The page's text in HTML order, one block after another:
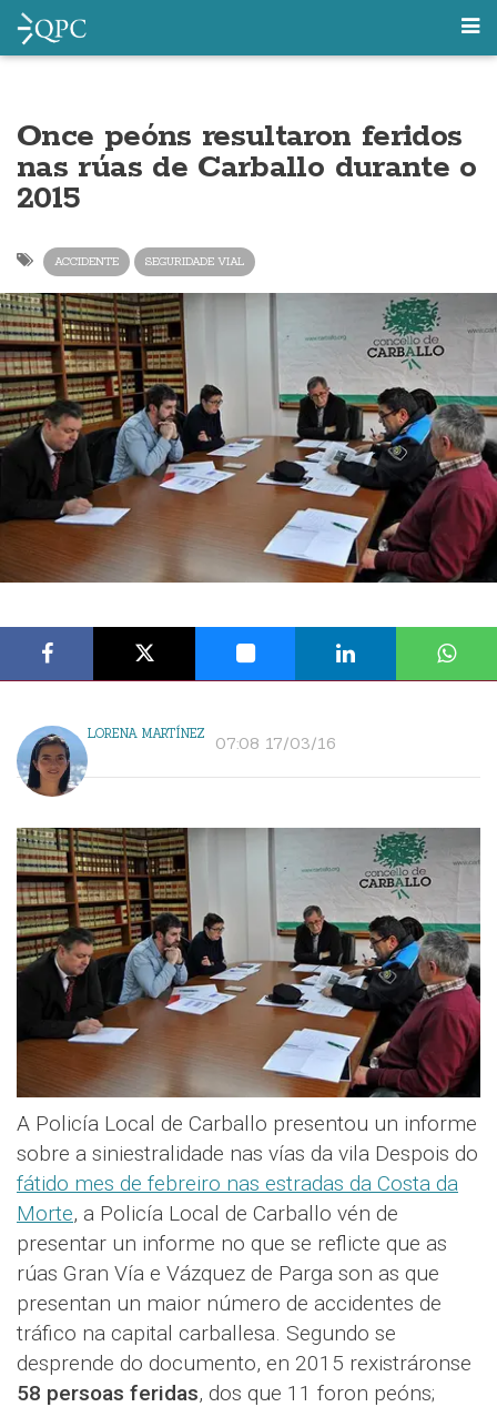
Once peóns resultaron feridos
nas rúas de Carballo durante o
2015
ACCIDENTE SEGURIDADE VIAL
LORENA MARTÍNEZ 07:08 17/03/16
A Policía Local de Carballo presentou un informe
sobre a siniestralidade nas vías da vila Despois do
fátido mes de febreiro nas estradas da Costa da
Morte, a Policía Local de Carballo vén de
presentar un informe no que se reflicte que as
rúas Gran Vía e Vázquez de Parga son as que
presentan un maior número de accidentes de
tráfico na capital carballesa. Segundo se
desprende do documento, en 2015 rexistráronse
58 persoas feridas, dos que 11 foron peóns;